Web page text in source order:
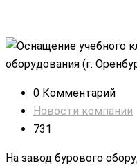
0 Комментарий
Новости компании
731
На завод бурового